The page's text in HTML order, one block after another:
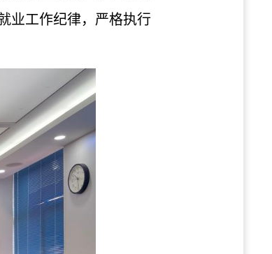
业工作纪律，严格执行